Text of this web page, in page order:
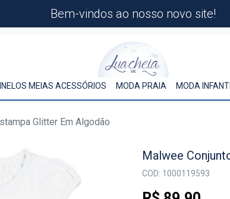
Bem-vindos ao nosso novo site!
MEIAS ACESSÓRIOS MODA PRAIA MODA
Glitter Em Algodão
Malwee
COD: 1000119593